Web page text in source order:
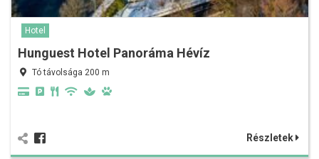
Hotel
Hunguest Hotel Panoráma Hévíz
Tó távolsága 200 m
Részletek